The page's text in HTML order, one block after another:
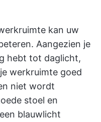
kan uw
Aangezien je
hebt tot daglicht,
werkruimte goed
niet wordt
stoel en
blauwlicht